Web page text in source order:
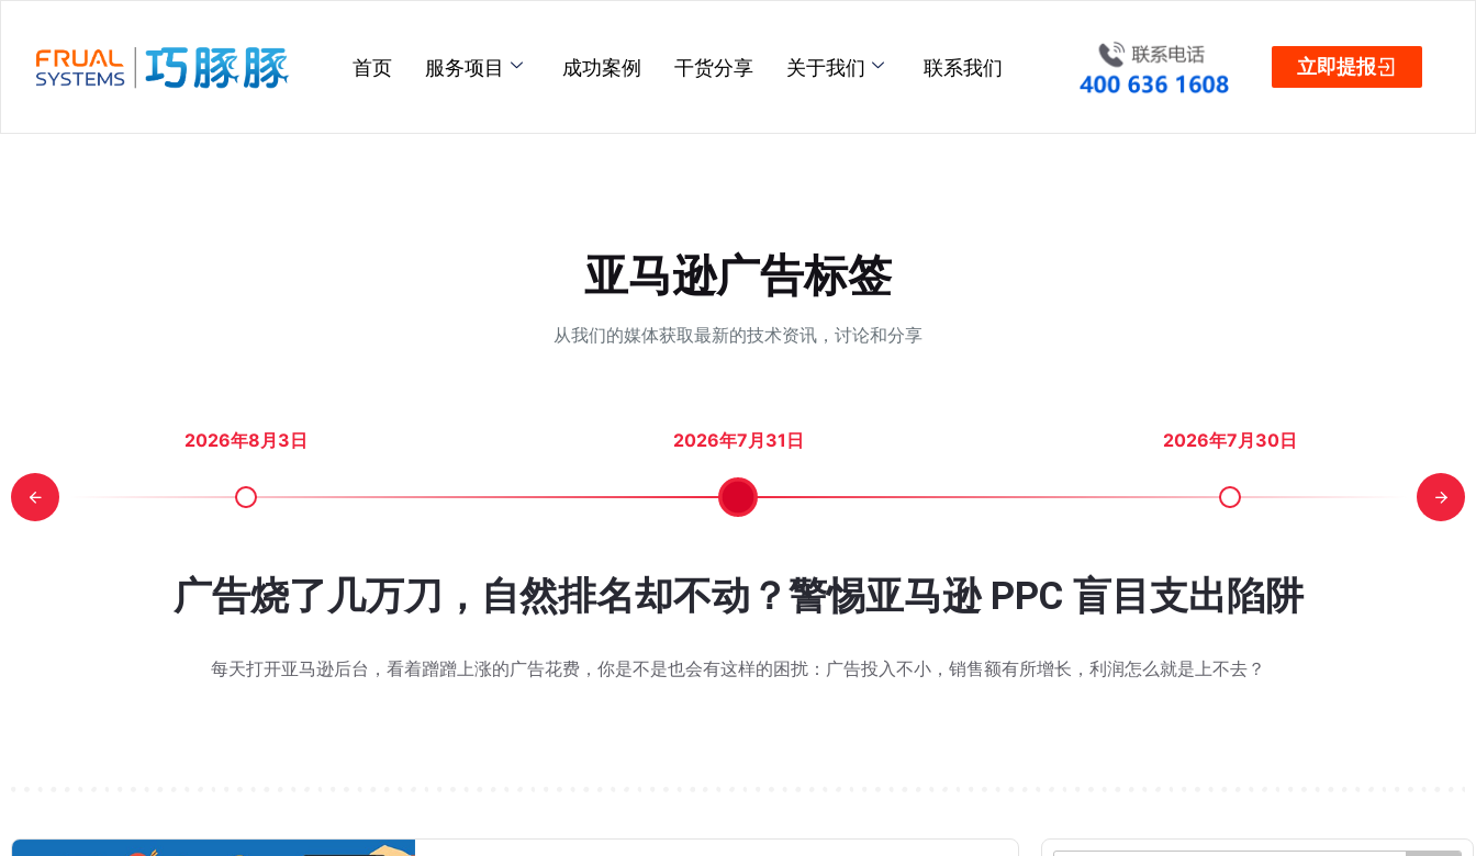
过
内
首页 服务项目 成功案例 干货分享 关于我们 联系我们 立即提报
亚马逊广告标签
从我们的媒体获取最新的技术资讯，讨论和分享
却陷入瓶颈？看这款家居老链接如何靠Woot BD突破类目
排名
刚结束，下一轮旺季已经开始：大卖现在该规划的不只是
Deal，还有现金流
亚马逊 Woot 秒杀怎么报？5 个高频问题解答
接触到巧豚豚和亚马逊 Woot 秒杀的时候是不是都有同一个感觉，满头都是问号：这又是什么新兴工具？这和亚马逊
购物助手不按搜索排名推荐？什么样的 Listing 更容易
被 AI 理解和推荐？
报流程详细步骤图解：从提交到结款，全流程实操指南
对 WOOT 的印象还停留在"提报-等报价-跑活动"三步走，但实际跑起来才发现，整个流程包含 7 个环节，环环相
涨，利润却被费用吃掉？亚马逊卖家该重算 Q4 这笔账了
巧豚豚了解到，2026 年旺季配送费将在 10 月 15 日至 2027 年 1 月 14 日 期间执行，涉及 FBA、
单到200单，ACOS却从46%降到 28%？怎么做到的？
的 Woot BD 实战案例之前，巧豚豚先回答一个大家感兴趣的问题。 在前面几次案例分享之后也有一些卖家问我们
标题75字符新规官方FAQ来了，搜索权重到底变没变？关
键词挪到亮点里会影响排名吗？
广告烧了几万刀，自然排名却不动？警惕亚马逊 PPC 盲目支出陷阱
每天打开亚马逊后台，看着蹭蹭上涨的广告花费，你是不是也会有这样的困扰：广告投入不小，销售额有所增长，利润怎么就是上不去？
还在为变体管理头疼？亚马逊添加变体功能更新，新版
亚马逊最近对卖家后台的添加变体功能进行了更新，可以从添加商品页面直接添加至现有变体系列，旧的变体向导
亚马逊 Woot 秒杀到底能不能推排名？活动结束后排名
这应该是多数卖家，在提报亚马逊 Woot 秒杀以前最关心也最实在的问题：做完 Woot，我的亚马逊链接排名会涨
Other Sellers on Amazon 入口消失，亚马逊要取消
巧豚豚最近在浏览前台的时候发现了一个情况，有不少卖家也都在讨论： 同一款 ASIN 下明明有好几个在售的第三
近两万评价却陷入瓶颈？看这款家居老链接如何靠Woot
排名
Prime Day 刚结束，下一轮旺季已经开始：大卖现在该规
Deal，还有现金流
亚马逊 Woot 秒杀怎么报？5 个高频问题解答
大家在第一次接触到巧豚豚和亚马逊 Woot 秒杀的时候是不是都有同一个感觉，满头都是问号：这又是什么新兴工具
亚马逊 Alexa 购物助手不按搜索排名推荐？什么样的
被 AI 理解和推荐？
WOOT 提报流程详细步骤图解：从提交到结款，全流程
不少卖家对 WOOT 的印象还停留在"提报-等报价-跑活动"三步走，但实际跑起来才发现，整个流程包含 7 个环节
旺季单量上涨，利润却被费用吃掉？亚马逊卖家该重算
巧豚豚了解到，2026 年旺季配送费将在 10 月 15 日至 2027 年 1 月 14 日 期间执行，涉及 FBA、
日销 30单到200单，ACOS却从46%降到 28%？怎么
在分享今天的 Woot BD 实战案例之前，巧豚豚先回答一个大家感兴趣的问题。 在前面几次案例分享之后也有一些
亚马逊7.27标题75字符新规官方FAQ来了，搜索权重到底
键词挪到亮点里会影响排名吗？
2026年8月3日 2026年7月31日 2026年7月30日